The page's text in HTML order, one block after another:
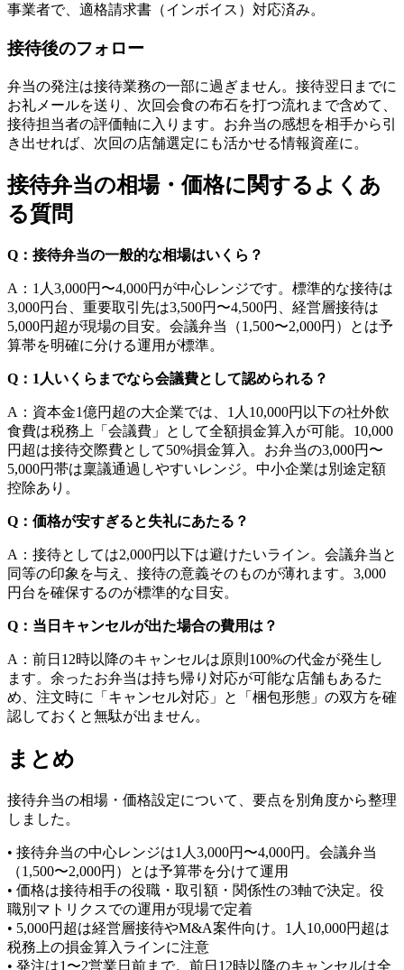
事業者で、適格請求書（インボイス）対応済み。
接待後のフォロー
弁当の発注は接待業務の一部に過ぎません。接待翌日までに
お礼メールを送り、次回会食の布石を打つ流れまで含めて、
接待担当者の評価軸に入ります。お弁当の感想を相手から引
き出せれば、次回の店舗選定にも活かせる情報資産に。
接待弁当の相場・価格に関するよくあ
る質問
Q：接待弁当の一般的な相場はいくら？
A：1人3,000円〜4,000円が中心レンジです。標準的な接待は
3,000円台、重要取引先は3,500円〜4,500円、経営層接待は
5,000円超が現場の目安。会議弁当（1,500〜2,000円）とは予
算帯を明確に分ける運用が標準。
Q：1人いくらまでなら会議費として認められる？
A：資本金1億円超の大企業では、1人10,000円以下の社外飲
食費は税務上「会議費」として全額損金算入が可能。10,000
円超は接待交際費として50%損金算入。お弁当の3,000円〜
5,000円帯は稟議通過しやすいレンジ。中小企業は別途定額
控除あり。
Q：価格が安すぎると失礼にあたる？
A：接待としては2,000円以下は避けたいライン。会議弁当と
同等の印象を与え、接待の意義そのものが薄れます。3,000
円台を確保するのが標準的な目安。
Q：当日キャンセルが出た場合の費用は？
A：前日12時以降のキャンセルは原則100%の代金が発生し
ます。余ったお弁当は持ち帰り対応が可能な店舗もあるた
め、注文時に「キャンセル対応」と「梱包形態」の双方を確
認しておくと無駄が出ません。
まとめ
接待弁当の相場・価格設定について、要点を別角度から整理
しました。
• 接待弁当の中心レンジは1人3,000円〜4,000円。会議弁当
（1,500〜2,000円）とは予算帯を分けて運用
• 価格は接待相手の役職・取引額・関係性の3軸で決定。役
職別マトリクスでの運用が現場で定着
• 5,000円超は経営層接待やM&A案件向け。1人10,000円超は
税務上の損金算入ラインに注意
• 発注は1〜2営業日前まで。前日12時以降のキャンセルは全